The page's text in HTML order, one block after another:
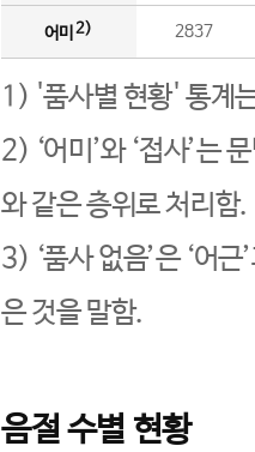
어미 2) 2837
1) '품사별 현황' 통계
2) ‘어미’와 ‘접사’는
와 같은 층위로 처리함.
3) ‘품사 없음’은 ‘어
은 것을 말함.
음절 수별 현황